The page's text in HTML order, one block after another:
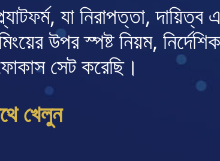
যা নিরাপত্তা, দায়িত্ব
উপর স্পষ্ট নিয়ম,
সেট করেছি।
খেলুন